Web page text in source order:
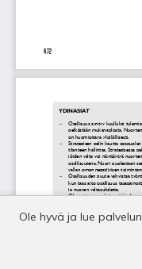
Ole hyvä ja lue palvelun